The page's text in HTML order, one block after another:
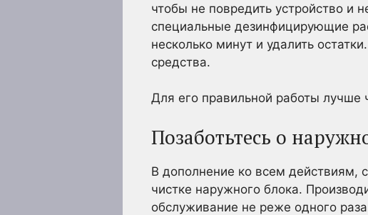
чтобы не повредить устройство и
специальные дезинфицирующие
несколько минут и удалить
средства.
Для его правильной работы лучше
Позаботьтесь о
В дополнение ко всем действиям,
чистке наружного блока.
обслуживание не реже одного